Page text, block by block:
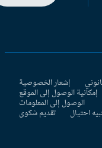
إشعار الخصوصية
إمكانية الوصول إلى الموقع
الوصول إلى المعلومات
احتيال تقديم شكوى